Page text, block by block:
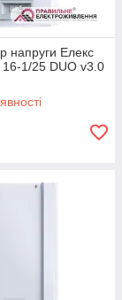
на підлозі.
— краще
зараз
напруги Елекс
1/25 DUO v3.0